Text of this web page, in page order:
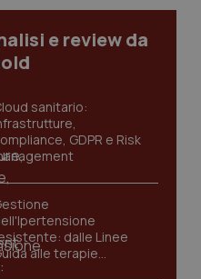
e review da
sanitario:
GDPR e Risk
dalle Linee
alle terapie